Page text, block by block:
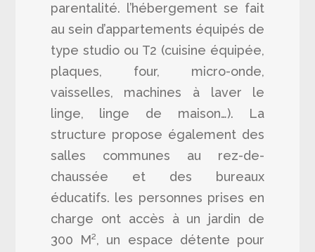
parentalité. l’hébergement se fait
au sein d’appartements équipés de
type studio ou T2 (cuisine équipée,
plaques, four, micro-onde,
vaisselles, machines à laver le
linge, linge de maison…). La
structure propose également des
salles communes au rez-de-
chaussée et des bureaux
éducatifs. les personnes prises en
charge ont accès à un jardin de
300 M², un espace détente pour